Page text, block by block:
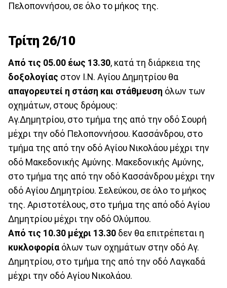
Πελοποννήσου, σε όλο το μήκος της.
Τρίτη 26/10
Από τις 05.00 έως 13.30, κατά τη διάρκεια της
δοξολογίας στον Ι.Ν. Αγίου Δημητρίου θα
απαγορευτεί η στάση και στάθμευση όλων των
οχημάτων, στους δρόμους:
Αγ.Δημητρίου, στο τμήμα της από την οδό Σουρή
μέχρι την οδό Πελοποννήσου. Κασσάνδρου, στο
τμήμα της από την οδό Αγίου Νικολάου μέχρι την
οδό Μακεδονικής Αμύνης. Μακεδονικής Αμύνης,
στο τμήμα της από την οδό Κασσάνδρου μέχρι την
οδό Αγίου Δημητρίου. Σελεύκου, σε όλο το μήκος
της. Αριστοτέλους, στο τμήμα της από οδό Αγίου
Δημητρίου μέχρι την οδό Ολύμπου.
Από τις 10.30 μέχρι 13.30 δεν θα επιτρέπεται η
κυκλοφορία όλων των οχημάτων στην οδό Αγ.
Δημητρίου, στο τμήμα της από την οδό Λαγκαδά
μέχρι την οδό Αγίου Νικολάου.